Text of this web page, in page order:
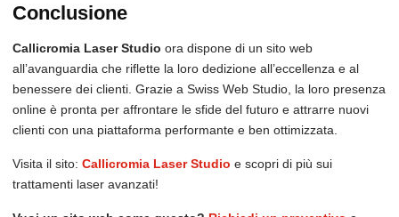
Conclusione
Callicromia Laser Studio ora dispone di un sito web
all’avanguardia che riflette la loro dedizione all’eccellenza e al
benessere dei clienti. Grazie a Swiss Web Studio, la loro presenza
online è pronta per affrontare le sfide del futuro e attrarre nuovi
clienti con una piattaforma performante e ben ottimizzata.
Visita il sito: Callicromia Laser Studio e scopri di più sui
trattamenti laser avanzati!